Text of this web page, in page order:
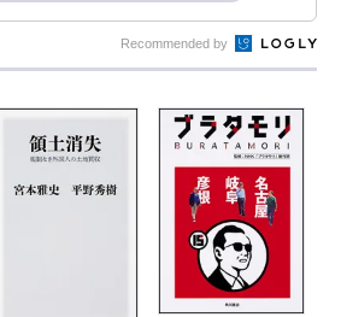
Recommended by